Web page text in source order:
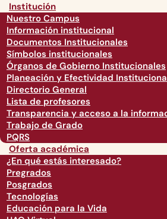
Institución
Nuestro Campus
Información institucional
Documentos Institucionales
Símbolos institucionales
Órganos de Gobierno Institucionales
Planeación y Efectividad
Directorio General
Lista de profesores
Transparencia y acceso a la
Trabajo de Grado
PQRS
Oferta académica
¿En qué estás interesado?
Pregrados
Posgrados
Tecnologías
Educación para la Vida